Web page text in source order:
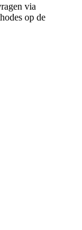
via
op de